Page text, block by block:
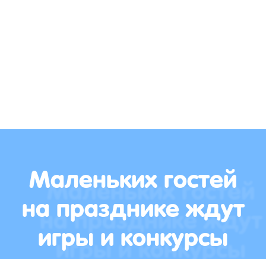
Маленьких гостей
на празднике ждут
игры и конкурсы